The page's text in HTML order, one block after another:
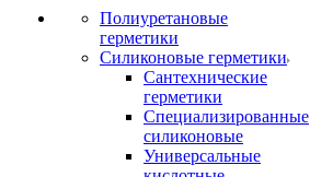
Полиуретановые
герметики
Силиконовые герметики
Сантехнические
герметики
Специализированные
силиконовые
Универсальные